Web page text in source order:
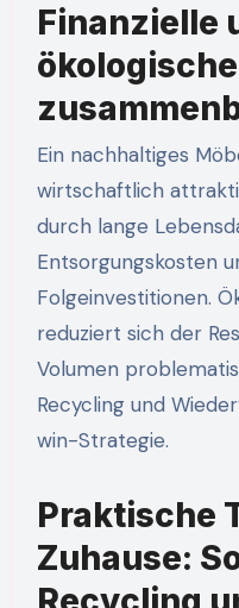
Finanzielle
Ein nachhaltiges
wirtschaftlich
durch lange
Entsorgungskosten
Folgeinvestitionen.
reduziert sich der
Volumen
Recycling und
win-Strategie.
Praktische
Zuhause: